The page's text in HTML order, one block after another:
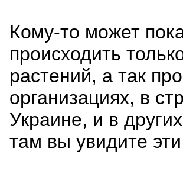
Кому-то может
происходить
растений, а так
организациях, в
Украине, и в
там вы увидите